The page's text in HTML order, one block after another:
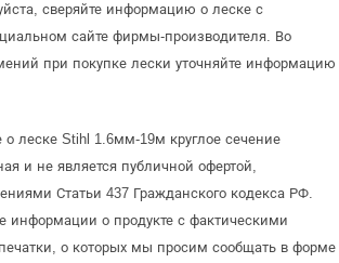
сверяйте информацию о леске с
сайте фирмы-производителя. Во
при покупке лески уточняйте информацию
леске Stihl 1.6мм-19м круглое сечение
и не является публичной офертой,
Статьи 437 Гражданского кодекса РФ.
информации о продукте с фактическими
о которых мы просим сообщать в форме